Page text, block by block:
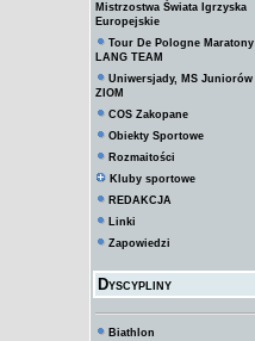
Mistrzostwa Świata Igrzyska
Europejskie
Tour De Pologne Maratony
LANG TEAM
Uniwersjady, MS Juniorów
ZIOM
COS Zakopane
Obiekty Sportowe
Rozmaitości
Kluby sportowe
REDAKCJA
Linki
Zapowiedzi
Dyscypliny
Biathlon